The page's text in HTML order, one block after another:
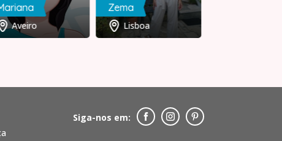
Aveiro
Zema
Lisboa
Siga-nos em: